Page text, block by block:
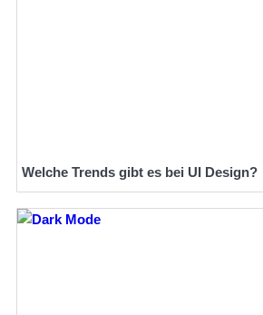
Welche Trends gibt es bei UI Design?